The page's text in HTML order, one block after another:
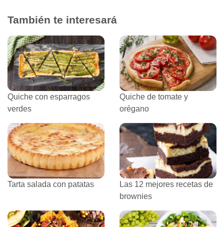
También te interesará
Quiche con esparragos
verdes
Quiche de tomate y
orégano
Tarta salada con patatas
Las 12 mejores recetas de
brownies